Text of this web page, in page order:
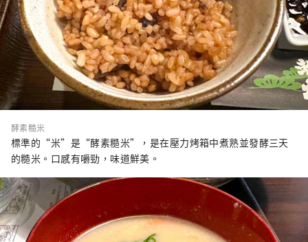
酵素糙米
標準的“米”是“酵素糙米”，是在壓力烤箱中煮熟並發酵三天
的糙米。口感有嚼勁，味道鮮美。